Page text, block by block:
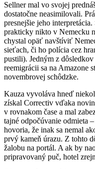
Sellner mal vo svojej
dostatočne neasimilovali.
presnejšie jeho
prakticky nikto v Nemecku
chystal opäť navštíviť
sieťach, či ho polícia cez
pustili). Jedným z
reemigrácii sa na Amazone
novembrovej schôdzke.
Kauza vyvoláva hneď
získal Correctiv vďaka
v rovnakom čase a mal
tajné odpočúvanie odmieta
hovoria, že inak sa nemal
prvý kameň úrazu. Z tohto
žalobu na portál. A ak by
pripravovaný puč, hotel